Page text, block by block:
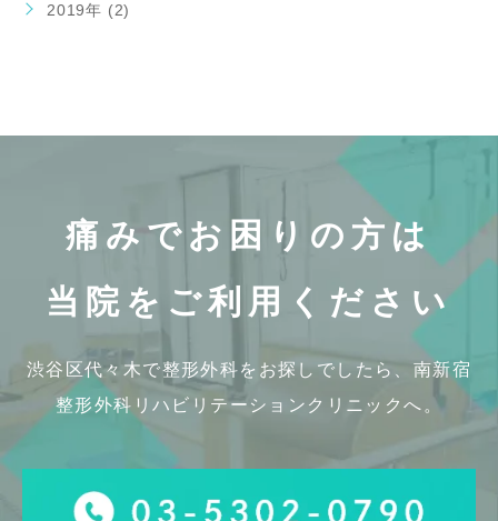
2019年 (2)
痛みでお困りの方は
当院をご利用ください
渋谷区代々木で整形外科をお探しでしたら、 南新宿
整形外科リハビリテーションクリニックへ。